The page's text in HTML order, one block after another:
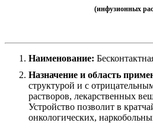
(инфузионных
Наименование:
Назначение и область
структурой и с
растворов, лекарственных
Устройство позволит в
онкологических,